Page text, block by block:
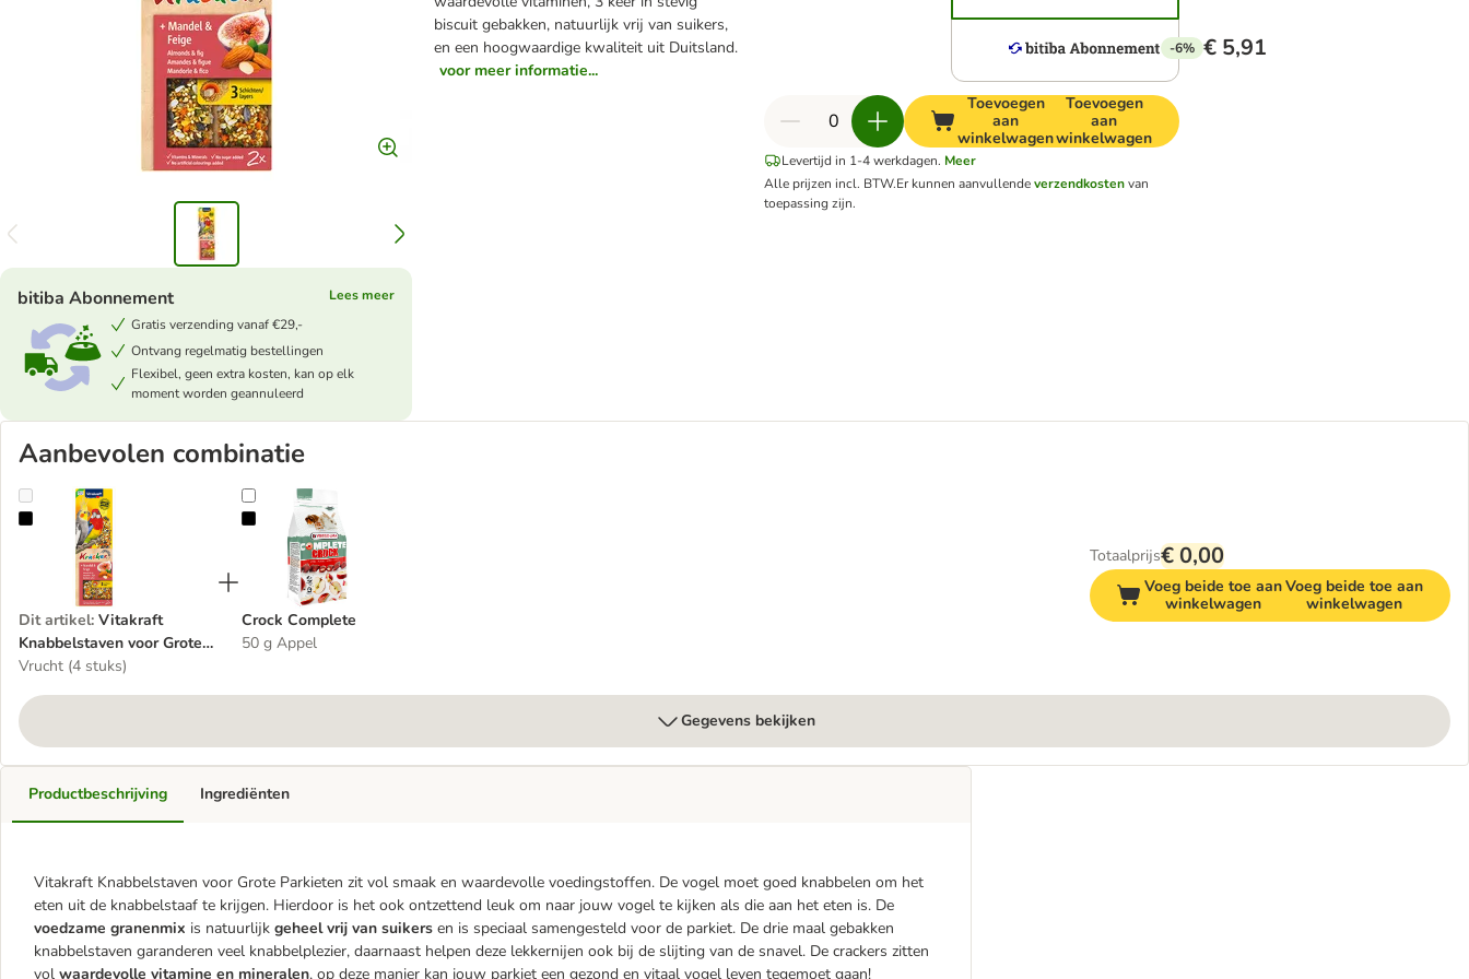
biscuit gebakken, natuurlijk vrij van suikers,
en een hoogwaardige kwaliteit uit Duitsland.
voor meer informatie...
bitiba Abonnement
Lees meer
Gratis verzending vanaf €29,-
Ontvang regelmatig bestellingen
Flexibel, geen extra kosten, kan op elk
moment worden geannuleerd
-6% € 5,91
Toevoegen
aan
winkelwagen
Toevoegen
aan
winkelwagen
Levertijd in 1-4 werkdagen. Meer
Alle prijzen incl. BTW.Er kunnen aanvullendeverzendkostenvan
toepassing zijn.
Aanbevolen combinatie
Vitakraft Knabbelstaven voor Grote Parkieten
Dit artikel: Vitakraft
Knabbelstaven voor Grote
Parkieten
Vrucht (4 stuks)
Crock Complete
Crock Complete
50 g Appel
Totaalprijs€ 0,00
Voeg beide toe aan
winkelwagen
Voeg beide toe aan
winkelwagen
Gegevens bekijken
Productbeschrijving
Vitakraft Knabbelstaven voor Grote Parkieten zit vol smaak en waardevolle voedingstoffen. De vogel moet goed knabbelen om het
eten uit de knabbelstaaf te krijgen. Hierdoor is het ook ontzettend leuk om naar jouw vogel te kijken als die aan het eten is. De
voedzame granenmix is natuurlijk geheel vrij van suikers en is speciaal samengesteld voor de parkiet. De drie maal gebakken
knabbelstaven garanderen veel knabbelplezier, daarnaast helpen deze lekkernijen ook bij de slijting van de snavel. De crackers zitten
vol waardevolle vitamine en mineralen, op deze manier kan jouw parkiet een gezond en vitaal vogel leven tegemoet gaan!
Ingrediënten